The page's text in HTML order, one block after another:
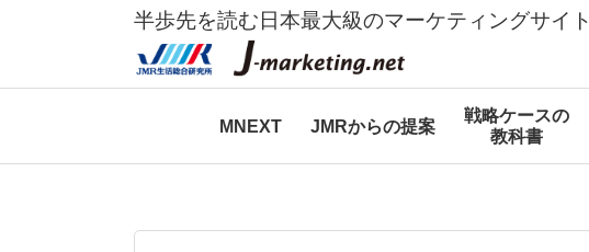
半歩先を読む日本最大級のマーケティングサイト
MNEXT JMRからの提案
戦略ケースの
教科書